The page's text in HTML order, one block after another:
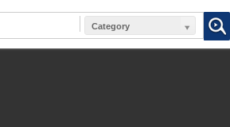
Category